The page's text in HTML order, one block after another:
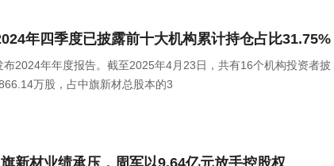
年四季度已披露前十大机构累计持仓占比31.75%
2024年年度报告。截至2025年4月23日，共有16个机构投资者披
万股，占中旗新材总股本的3
新材业绩承压，周军以9.64亿元放手控股权